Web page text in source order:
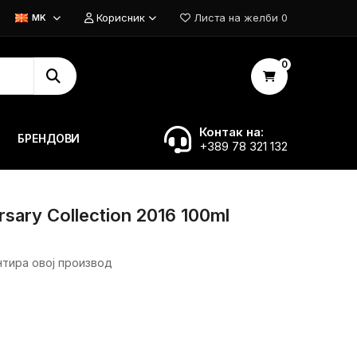
MK Корисник Листа на желби 0
0
БРЕНДОВИ
Контак на:
+389 78 321 132
Collection 2016 100ml
овој производ